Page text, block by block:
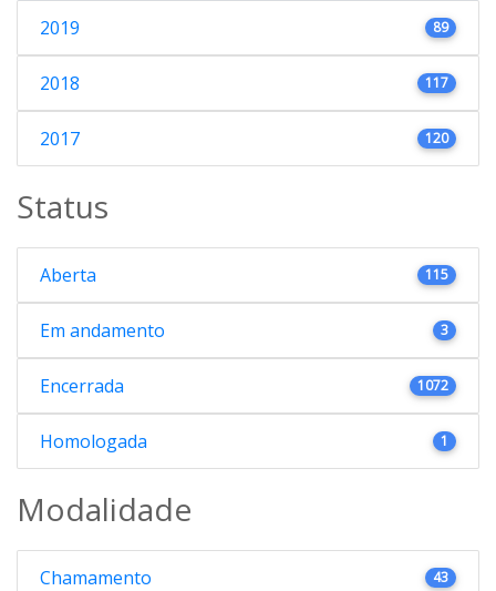
2019 89
2018 117
2017 120
Status
Aberta 115
Em andamento 3
Encerrada 1072
Homologada 1
Modalidade
Chamamento 43